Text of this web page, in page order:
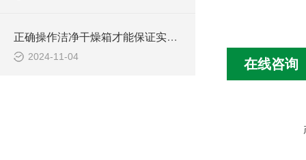
正确操作洁净干燥箱才能保证实验的准确性和正常运行
2024-11-04 在线咨询